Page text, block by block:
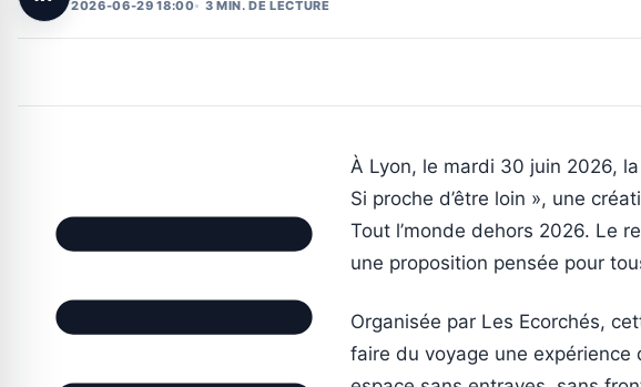
2026-06-29 18:00 3 MIN. DE LECTURE
À Lyon, le mardi 30 juin 2026,
Si proche d’être loin », une
Tout l’monde dehors 2026. Le
une proposition pensée pour
Organisée par Les Ecorchés,
faire du voyage une expérience